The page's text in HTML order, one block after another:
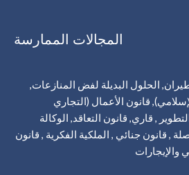
المجالات الممارسة
الحلول البديلة لفض المنازعات,
قانون الأعمال (التجاري
, قاري, قانون التعاقد, الوكالة
, قانون جنائي , الملكية الفكرية , قانون
والإيجارات